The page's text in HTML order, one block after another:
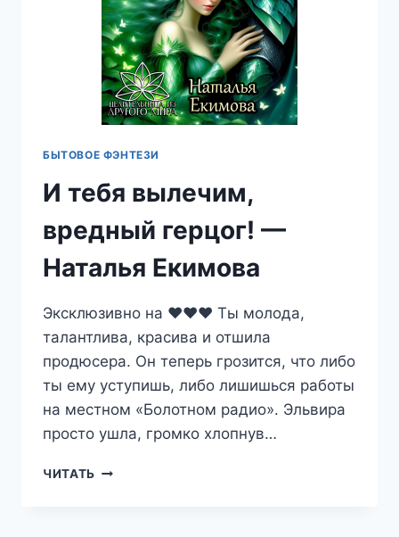
БЫТОВОЕ ФЭНТЕЗИ
И тебя вылечим,
вредный герцог! —
Наталья Екимова
Эксклюзивно на ❤️❤️❤️ Ты молода,
талантлива, красива и отшила
продюсера. Он теперь грозится, что либо
ты ему уступишь, либо лишишься работы
на местном «Болотном радио». Эльвира
просто ушла, громко хлопнув…
ЧИТАТЬ И